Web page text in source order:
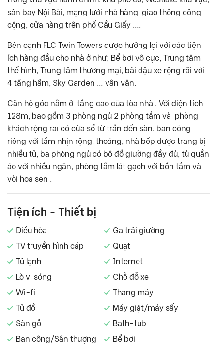
sân bay Nội Bài, mạng lưới nhà hàng, giao thông công
cộng, cửa hàng trên phố Cầu Giấy ….
Bên cạnh FLC Twin Towers được hưởng lợi với các tiện
ích hàng đầu cho nhà ở như; Bể bơi vô cực, Trung tâm
thể hình, Trung tâm thương mại, bãi đậu xe rộng rãi với
4 tầng hầm, Sky Garden … vân vân.
Căn hộ góc nằm ở tầng cao của tòa nhà . Với diện tích
128m, bao gồm 3 phòng ngủ 2 phòng tắm và phòng
khách rộng rãi có cửa sổ từ trần đến sàn, ban công
riêng với tầm nhịn rộng, thoáng, nhà bếp được trang bị
nhiều tủ, ba phòng ngủ có bộ đồ giường đầy đủ, tủ quần
áo với nhiều ngăn, phòng tắm lát gạch với bồn tắm và
vòi hoa sen .
Tiện ích - Thiết bị
Điều hòa
Ga trải giường
TV truyền hình cáp
Quạt
Tủ lạnh
Internet
Lò vi sóng
Chỗ đỗ xe
Wi-fi
Thang máy
Tủ đồ
Máy giặt/máy sấy
Sàn gỗ
Bath-tub
Ban công/Sân thượng
Bể bơi